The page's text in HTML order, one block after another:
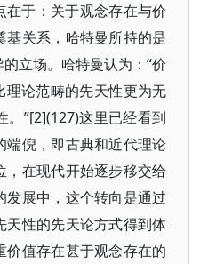
于：关于观念存在与价
关系，哈特曼所持的是
立场。哈特曼认为：“价
论范畴的先天性更为无
”[2](127)这里已经看到
端倪，即古典和近代理论
，在现代开始逐步移交给
发展中，这个转向是通过
天性的先天论方式得到体
值存在甚于观念存在的